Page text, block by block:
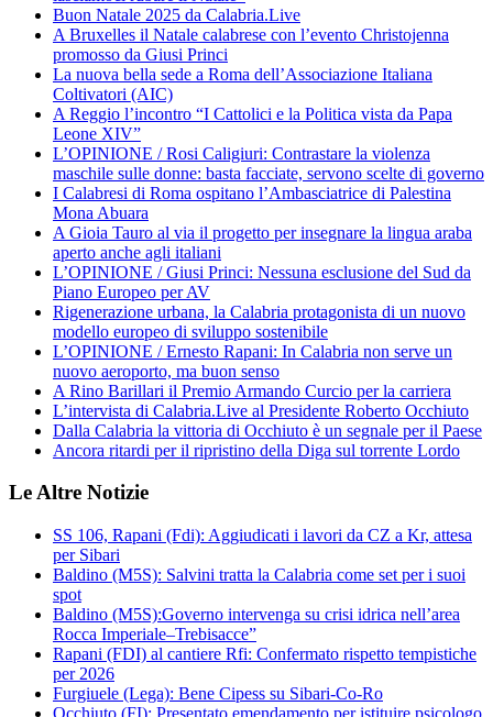
Buon Natale 2025 da Calabria.Live
A Bruxelles il Natale calabrese con l’evento Christojenna
promosso da Giusi Princi
La nuova bella sede a Roma dell’Associazione Italiana
Coltivatori (AIC)
A Reggio l’incontro “I Cattolici e la Politica vista da Papa
Leone XIV”
L’OPINIONE / Rosi Caligiuri: Contrastare la violenza
maschile sulle donne: basta facciate, servono scelte di governo
I Calabresi di Roma ospitano l’Ambasciatrice di Palestina
Mona Abuara
A Gioia Tauro al via il progetto per insegnare la lingua araba
aperto anche agli italiani
L’OPINIONE / Giusi Princi: Nessuna esclusione del Sud da
Piano Europeo per AV
Rigenerazione urbana, la Calabria protagonista di un nuovo
modello europeo di sviluppo sostenibile
L’OPINIONE / Ernesto Rapani: In Calabria non serve un
nuovo aeroporto, ma buon senso
A Rino Barillari il Premio Armando Curcio per la carriera
L’intervista di Calabria.Live al Presidente Roberto Occhiuto
Dalla Calabria la vittoria di Occhiuto è un segnale per il Paese
Ancora ritardi per il ripristino della Diga sul torrente Lordo
Le Altre Notizie
SS 106, Rapani (Fdi): Aggiudicati i lavori da CZ a Kr, attesa
per Sibari
Baldino (M5S): Salvini tratta la Calabria come set per i suoi
spot
Baldino (M5S):Governo intervenga su crisi idrica nell’area
Rocca Imperiale–Trebisacce”
Rapani (FDI) al cantiere Rfi: Confermato rispetto tempistiche
per 2026
Furgiuele (Lega): Bene Cipess su Sibari-Co-Ro
Occhiuto (FI): Presentato emendamento per istituire psicologo